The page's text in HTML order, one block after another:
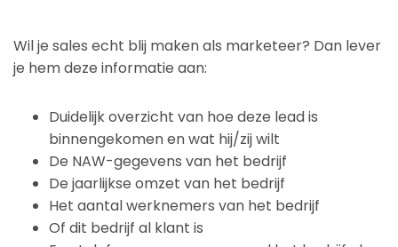
Wil je sales echt blij maken als marketeer? Dan lever
je hem deze informatie aan:
Duidelijk overzicht van hoe deze lead is
binnengekomen en wat hij/zij wilt
De NAW-gegevens van het bedrijf
De jaarlijkse omzet van het bedrijf
Het aantal werknemers van het bedrijf
Of dit bedrijf al klant is